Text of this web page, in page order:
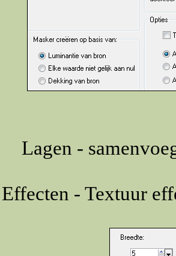
Lagen -
Effecten - Textuur